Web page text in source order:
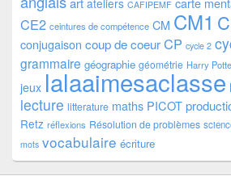
ateliers CAFIPEMF carte
CE2 ceintures de compétence CM CM1
conjugaison coup de coeurCP cycle 2
grammaire géographie géométrie Harry
jeux lalaaimesaclasse
lecture litterature maths PICOT
Retz réflexions Résolution de problèmes
mots vocabulaire écriture